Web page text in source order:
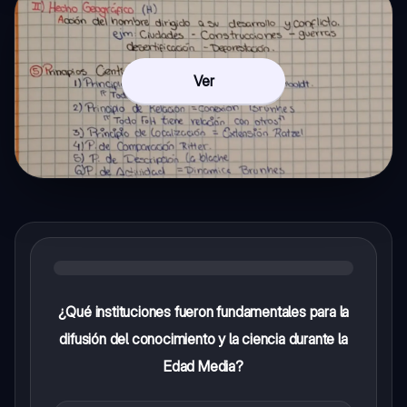
Ver
¿Qué instituciones fueron fundamentales para la
difusión del conocimiento y la ciencia durante la
Edad Media?